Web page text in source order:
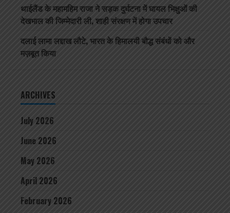
थाईलैंड के महामहिम राजा ने सड़क दुर्घटना में घायल भिक्षुओं की
देखभाल की जिम्मेदारी ली, शाही संरक्षण में होगा उपचार
दलाई लामा लद्दाख लौटे, भारत के हिमालयी बौद्ध संबंधों को और
मज़बूत किया
ARCHIVES
July 2026
June 2026
May 2026
April 2026
February 2026